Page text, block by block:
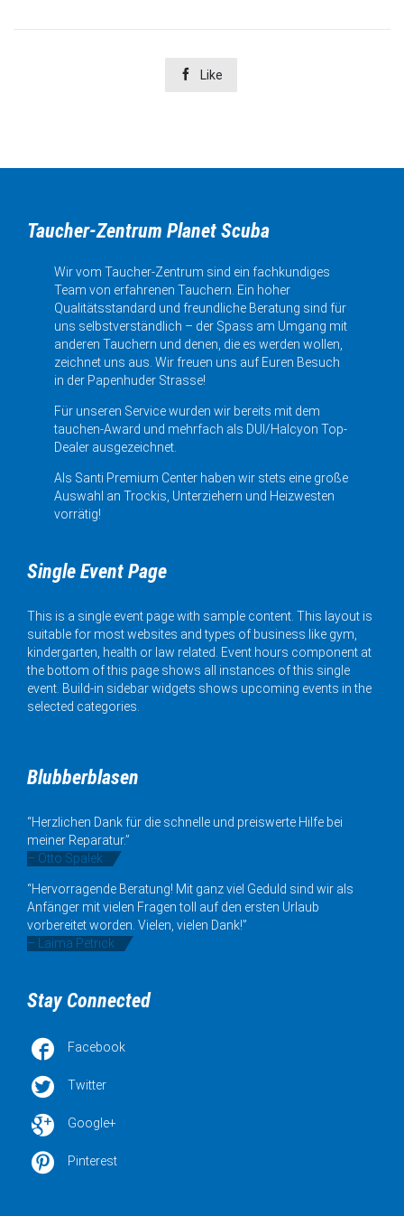
 Like
Taucher-Zentrum Planet Scuba
Wir vom Taucher-Zentrum sind ein fachkundiges
Team von erfahrenen Tauchern. Ein hoher
Qualitätsstandard und freundliche Beratung sind für
uns selbstverständlich – der Spass am Umgang mit
anderen Tauchern und denen, die es werden wollen,
zeichnet uns aus. Wir freuen uns auf Euren Besuch
in der Papenhuder Strasse!
Für unseren Service wurden wir bereits mit dem
tauchen-Award und mehrfach als DUI/Halcyon Top-
Dealer ausgezeichnet.
Als Santi Premium Center haben wir stets eine große
Auswahl an Trockis, Unterziehern und Heizwesten
vorrätig!
Single Event Page
This is a single event page with sample content. This layout is
suitable for most websites and types of business like gym,
kindergarten, health or law related. Event hours component at
the bottom of this page shows all instances of this single
event. Build-in sidebar widgets shows upcoming events in the
selected categories.
Blubberblasen
“Herzlichen Dank für die schnelle und preiswerte Hilfe bei
meiner Reparatur.”
– Otto Spalek
“Hervorragende Beratung! Mit ganz viel Geduld sind wir als
Anfänger mit vielen Fragen toll auf den ersten Urlaub
vorbereitet worden. Vielen, vielen Dank!”
– Laima Petrick
Stay Connected
 Facebook
 Twitter
 Google+
 Pinterest